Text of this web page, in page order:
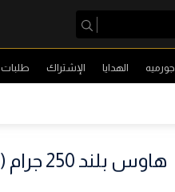
جورميه الهدايا الإشتراك طلبات
هاوس بلند 250 جرام (3 حبات)